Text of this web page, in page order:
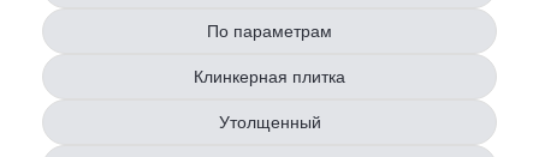
По параметрам
Клинкерная плитка
Утолщенный